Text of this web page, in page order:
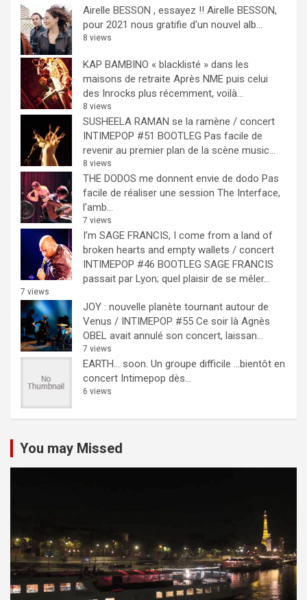
Airelle BESSON , essayez !! Airelle BESSON,
pour 2021 nous gratifie d'un nouvel alb...
8 views
KAP BAMBINO « blacklisté » dans les
maisons de retraite Après NME puis celui
des Inrocks plus récemment, voilà...
8 views
SUSHEELA RAMAN se la ramène / concert
INTIMEPOP #51 BOOTLEG Pas facile de
revenir au premier plan de la scène music...
8 views
THE DODOS me donnent envie de dodo Pas
facile de réaliser une session The Interface,
l'amb...
7 views
I’m SAGE FRANCIS, I come from a land of
broken hearts and empty wallets / concert
INTIMEPOP #46 BOOTLEG SAGE FRANCIS
passait par Lyon; quel plaisir de se mêler...
7 views
JOY : nouvelle planète tournant autour de
Venus / INTIMEPOP #55 Ce soir là Agnès
OBEL avait annulé son concert, laissan...
7 views
EARTH… soon. Un groupe difficile ...bientôt en
concert Intimepop dès...
6 views
You may Missed